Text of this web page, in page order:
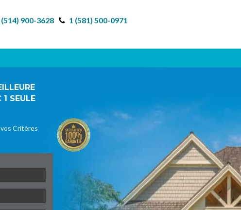
(514) 900-3628 1 (581) 500-0971
1 SEULE
Critères